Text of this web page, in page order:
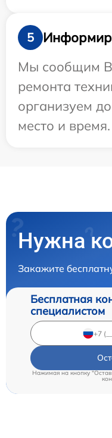
5
Мы сообщим
ремонта
организуем
место и время.
Нужна
Закажите
Бесплатная
специалистом
Нажимая на кнопку